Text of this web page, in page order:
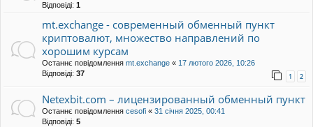
Відповіді: 1
mt.exchange - современный обменный пункт
криптовалют, множество направлений по
хорошим курсам
Останнє повідомлення mt.exchange « 17 лютого 2026, 10:26
Відповіді: 37 1 2
Netexbit.com – лицензированный обменный пункт
Останнє повідомлення cesofi « 31 січня 2025, 00:41
Відповіді: 5